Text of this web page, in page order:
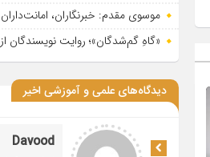
موسوی مقدم: خبرنگاران،
«گاهِ گم‌شدگان»؛ روایت نویسندگان
دیدگاه‌های علمی و آموزشی اخیر
Davood